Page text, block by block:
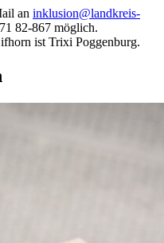
an inklusion@landkreis-
82-867 möglich.
ist Trixi Poggenburg.